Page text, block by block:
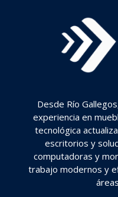
Desde Río
experiencia en
tecnológica
escritorios y
computadoras y
trabajo modernos y